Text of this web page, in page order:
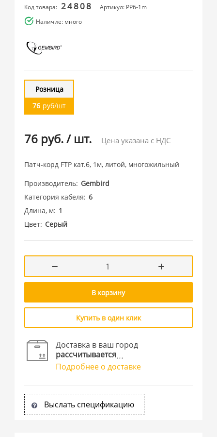
Код товара: 24808
Артикул: PP6-1m
Наличие: много
Розница
76 руб/шт
76 руб./ шт. Цена указана с НДС
Патч-корд FTP кат.6, 1м, литой, многожильный
Производитель Gembird
Категория кабеля 6
Длина, м
1
Цвет Серый
В корзину
Купить в один клик
Доставка в ваш город
рассчитывается
Подробнее о доставке
Выслать спецификацию